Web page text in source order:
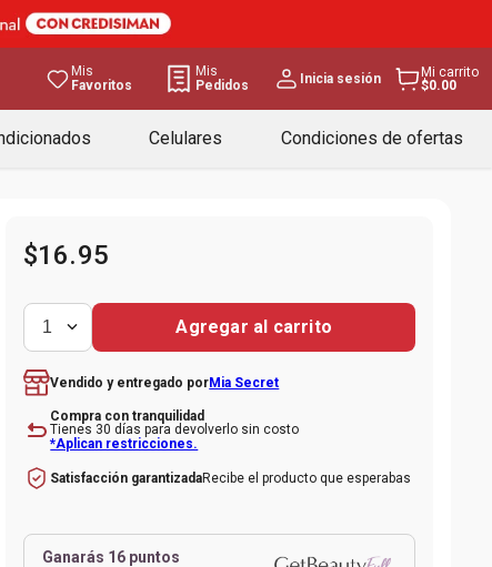
Mis
Favoritos
Mis
Pedidos
Inicia sesión
Mi carrito
$0.00
Celulares Condiciones de ofertas
$16.95
1 Agregar al carrito
Vendido y entregado porMia Secret
Compra con tranquilidad
Tienes 30 días para devolverlo sin costo
*Aplican restricciones.
Satisfacción garantizadaRecibe el producto que esperabas
Ganarás 16 puntos